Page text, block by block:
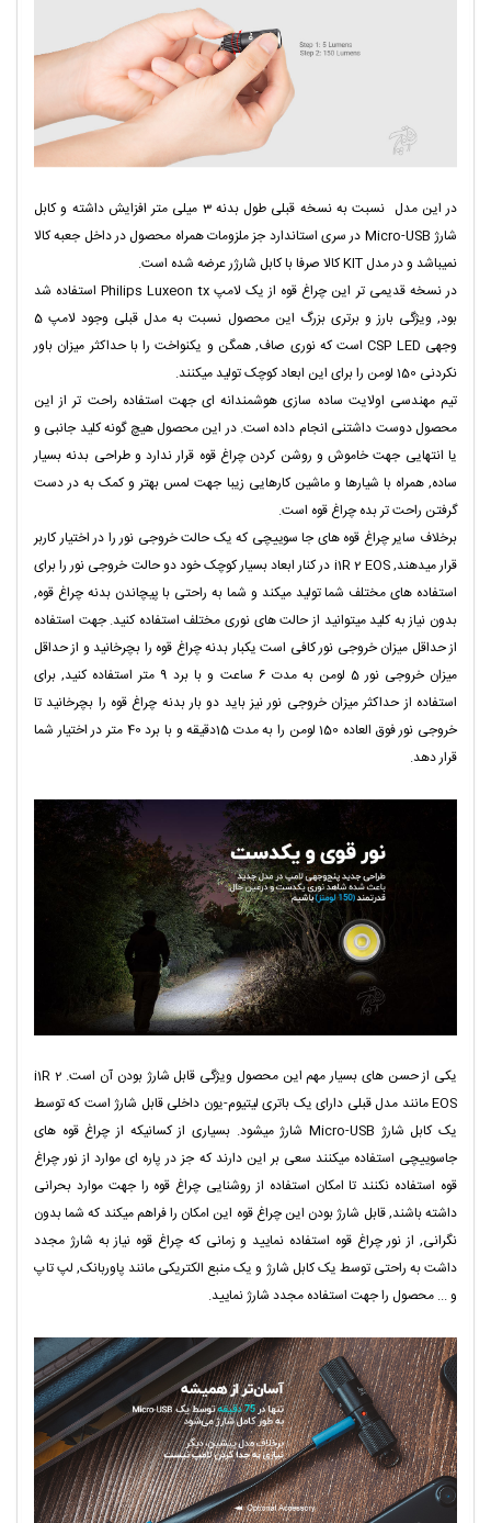
در این مدل نسبت به نسخه قبلی طول بدنه 3 میلی متر افزایش داشته و کابل
شارژ Micro-USB در سری استاندارد جز ملزومات همراه محصول در داخل جعبه کالا
نمیباشد و در مدل KIT کالا صرفا با کابل شارژر عرضه شده است.
در نسخه قدیمی تر این چراغ قوه از یک لامپ Philips Luxeon tx استفاده شد
بود, ویژگی بارز و برتری بزرگ این محصول نسبت به مدل قبلی وجود لامپ 5
وجهی CSP LED است که نوری صاف, همگن و یکنواخت را با حداکثر میزان باور
نکردنی 150 لومن را برای این ابعاد کوچک تولید میکنند.
تیم مهندسی اولایت ساده سازی هوشمندانه ای جهت استفاده راحت تر از این
محصول دوست داشتنی انجام داده است. در این محصول هیچ گونه کلید جانبی و
یا انتهایی جهت خاموش و روشن کردن چراغ قوه قرار ندارد و طراحی بدنه بسیار
ساده, همراه با شیارها و ماشین کارهایی زیبا جهت لمس بهتر و کمک به در دست
گرفتن راحت تر بده چراغ قوه است.
برخلاف سایر چراغ قوه های جا سوییچی که یک حالت خروجی نور را در اختیار کاربر
قرار میدهند, i1R 2 EOS در کنار ابعاد بسیار کوچک خود دو حالت خروجی نور را برای
استفاده های مختلف شما تولید میکند و شما به راحتی با پیچاندن بدنه چراغ قوه,
بدون نیاز به کلید میتوانید از حالت های نوری مختلف استفاده کنید. جهت استفاده
از حداقل میزان خروجی نور کافی است یکبار بدنه چراغ قوه را بچرخانید و از حداقل
میزان خروجی نور 5 لومن به مدت 6 ساعت و با برد 9 متر استفاده کنید, برای
استفاده از حداکثر میزان خروجی نور نیز باید دو بار بدنه چراغ قوه را بچرخانید تا
خروجی نور فوق العاده 150 لومن را به مدت 15دقیقه و با برد 40 متر در اختیار شما
قرار دهد.
یکی از حسن های بسیار مهم این محصول ویژگی قابل شارژ بودن آن است. i1R 2
EOS مانند مدل قبلی دارای یک باتری لیتیوم-یون داخلی قابل شارژ است که توسط
یک کابل شارژ Micro-USB شارژ میشود. بسیاری از کسانیکه از چراغ قوه های
جاسوییچی استفاده میکنند سعی بر این دارند که جز در پاره ای موارد از نور چراغ
قوه استفاده نکنند تا امکان استفاده از روشنایی چراغ قوه را جهت موارد بحرانی
داشته باشند, قابل شارژ بودن این چراغ قوه این امکان را فراهم میکند که شما بدون
نگرانی, از نور چراغ قوه استفاده نمایید و زمانی که چراغ قوه نیاز به شارژ مجدد
داشت به راحتی توسط یک کابل شارژ و یک منبع الکتریکی مانند پاوربانک, لپ تاپ
و ... محصول را جهت استفاده مجدد شارژ نمایید.